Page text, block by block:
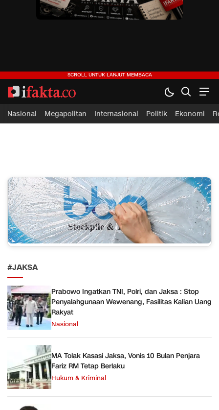
ifakta.co
#pastibenar
Nasional Megapolitan Internasional Politik Ekonomi
#JAKSA
Prabowo Ingatkan TNI, Polri, dan Jaksa : Stop
Penyalahgunaan Wewenang, Fasilitas Kalian Uang
Rakyat
Nasional
MA Tolak Kasasi Jaksa, Vonis 10 Bulan Penjara
Fariz RM Tetap Berlaku
Hukum & Kriminal